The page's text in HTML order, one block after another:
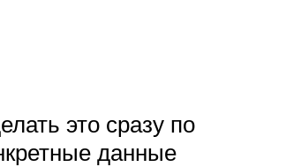
это сразу по
данные